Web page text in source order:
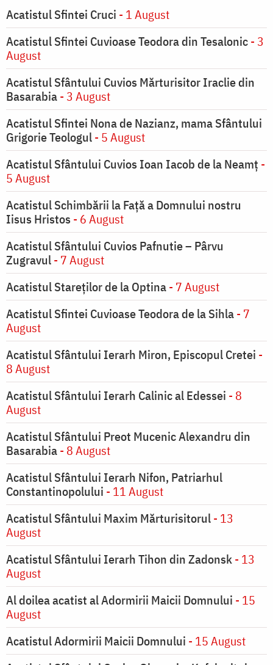
Acatistul Sfintei Cruci - 1 August
Acatistul Sfintei Cuvioase Teodora din Tesalonic- 3
August
Acatistul Sfântului Cuvios Mărturisitor Iraclie din
Basarabia- 3 August
Acatistul Sfintei Nona de Nazianz, mama Sfântului
Grigorie Teologul- 5 August
Acatistul Sfântului Cuvios Ioan Iacob de la Neamț -
5 August
Acatistul Schimbării la Faţă a Domnului nostru
Iisus Hristos - 6 August
Acatistul Sfântului Cuvios Pafnutie – Pârvu
Zugravul- 7 August
Acatistul Stareţilor de la Optina- 7 August
Acatistul Sfintei Cuvioase Teodora de la Sihla- 7
August
Acatistul Sfântului Ierarh Miron, Episcopul Cretei -
8 August
Acatistul Sfântului Ierarh Calinic al Edessei - 8
August
Acatistul Sfântului Preot Mucenic Alexandru din
Basarabia- 8 August
Acatistul Sfântului Ierarh Nifon, Patriarhul
Constantinopolului - 11 August
Acatistul Sfântului Maxim Mărturisitorul- 13
August
Acatistul Sfântului Ierarh Tihon din Zadonsk- 13
August
Al doilea acatist al Adormirii Maicii Domnului - 15
August
Acatistul Adormirii Maicii Domnului - 15 August